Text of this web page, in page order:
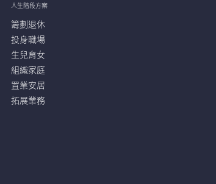
人生階段方案
籌劃退休
投身職場
生兒育女
組織家庭
置業安居
拓展業務